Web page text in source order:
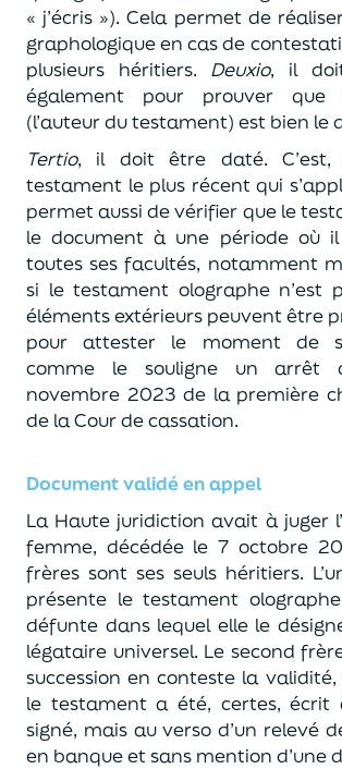
« j’écris »). Cela permet de
graphologique en cas de
plusieurs héritiers. Deuxio, il
également pour prouver que
(l’auteur du testament) est bien le
Tertio, il doit être daté.
testament le plus récent qui
permet aussi de vérifier que le
le document à une période où
toutes ses facultés, notamment
si le testament olographe n’est
éléments extérieurs peuvent être
pour attester le moment de
comme le souligne un arrêt
novembre 2023 de la première
de la Cour de cassation.
Document validé en appel
La Haute juridiction avait à juger
femme, décédée le 7 octobre
frères sont ses seuls héritiers.
présente le testament
défunte dans lequel elle le
légataire universel. Le second
succession en conteste la
le testament a été, certes,
signé, mais au verso d’un relevé
en banque et sans mention d’une